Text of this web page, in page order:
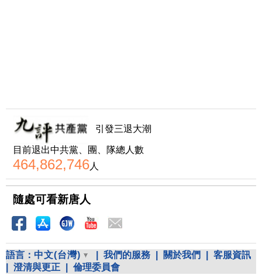
引發三退大潮
目前退出中共黨、團、隊總人數
464,862,746人
隨處可看新唐人
語言： 中文(台灣) 我們的服務 關於我們
客服資訊
澄清與更正 倫理委員會